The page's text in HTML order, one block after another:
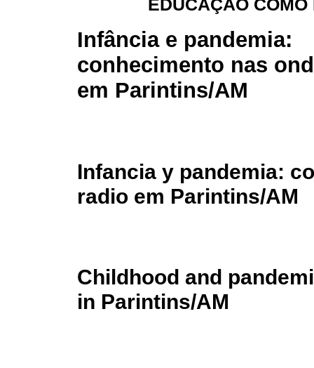
EDUCAÇÃO
Infância e pandemia:
conhecimento nas
em Parintins/AM
Infancia y pandemia:
radio em Parintins/AM
Childhood and
in Parintins/AM